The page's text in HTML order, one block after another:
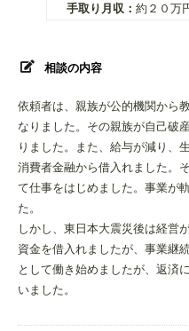
手取り月収： 約２０万
相談の内容
依頼者は、親族が公的機関から
なりました。その親族が自己破
りました。また、給与が減り、
消費者金融から借入れました。
て仕事をはじめました。事業が
た。
しかし、東日本大震災後は経営
資金を借入れましたが、事業継
として働き始めましたが、返済
いました。